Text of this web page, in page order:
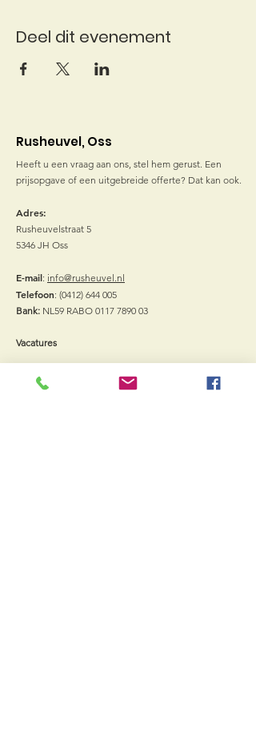
Deel dit evenement
Rusheuvel, Oss
Heeft u een vraag aan ons, stel hem gerust. Een
prijsopgave of een uitgebreide offerte? Dat kan ook.
Adres:
Rusheuvelstraat 5
5346 JH Oss
E-mail: info@rusheuvel.nl
Telefoon: (0412) 644 005
Bank: NL59 RABO 0117 7890 03
Vacatures